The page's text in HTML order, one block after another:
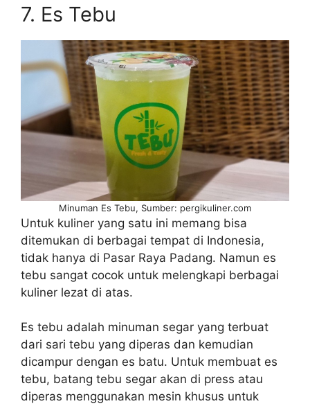
7. Es Tebu
Minuman Es Tebu, Sumber: pergikuliner.com
Untuk kuliner yang satu ini memang bisa
ditemukan di berbagai tempat di Indonesia,
tidak hanya di Pasar Raya Padang. Namun es
tebu sangat cocok untuk melengkapi berbagai
kuliner lezat di atas.
Es tebu adalah minuman segar yang terbuat
dari sari tebu yang diperas dan kemudian
dicampur dengan es batu. Untuk membuat es
tebu, batang tebu segar akan di press atau
diperas menggunakan mesin khusus untuk